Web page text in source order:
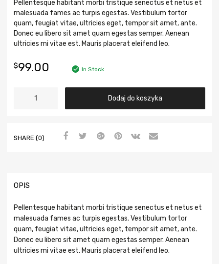
Pellentesque habitant morbi tristique senectus et netus et
malesuada fames ac turpis egestas. Vestibulum tortor
quam, feugiat vitae, ultricies eget, tempor sit amet, ante.
Donec eu libero sit amet quam egestas semper. Aenean
ultricies mi vitae est. Mauris placerat eleifend leo.
$99.00 In Stock
Dodaj do koszyka
SHARE (0)
OPIS
Pellentesque habitant morbi tristique senectus et netus et
malesuada fames ac turpis egestas. Vestibulum tortor
quam, feugiat vitae, ultricies eget, tempor sit amet, ante.
Donec eu libero sit amet quam egestas semper. Aenean
ultricies mi vitae est. Mauris placerat eleifend leo.